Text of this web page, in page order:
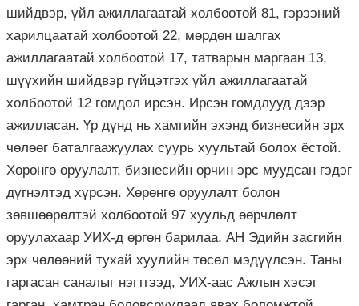
шийдвэр, үйл ажиллагаатай холбоотой 81, гэрээний
харилцаатай холбоотой 22, мөрдөн шалгах
ажиллагаатай холбоотой 17, татварын маргаан 13,
шүүхийн шийдвэр гүйцэтгэх үйл ажиллагаатай
холбоотой 12 гомдол ирсэн. Ирсэн гомдлууд дээр
ажилласан. Үр дүнд нь хамгийн эхэнд бизнесийн эрх
чөлөөг баталгаажуулах суурь хуультай болох ёстой.
Хөрөнгө оруулалт, бизнесийн орчин эрс муудсан гэдэг
дүгнэлтэд хүрсэн. Хөрөнгө оруулалт болон
зөвшөөрөлтэй холбоотой 97 хуульд өөрчлөлт
оруулахаар УИХ-д өргөн барилаа. АН Эдийн засгийн
эрх чөлөөний тухай хуулийн төсөл мэдүүлсэн. Таны
гаргасан саналыг нэгтгээд, УИХ-аас Ажлын хэсэг